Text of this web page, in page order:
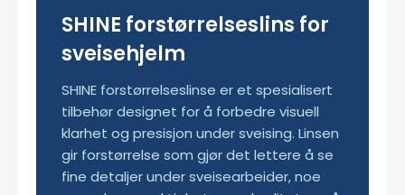
SHINE forstørrelseslins for
sveisehjelm
SHINE forstørrelseslinse er et spesialisert
tilbehør designet for å forbedre visuell
klarhet og presisjon under sveising. Linsen
gir forstørrelse som gjør det lettere å se
fine detaljer under sveisearbeider, noe